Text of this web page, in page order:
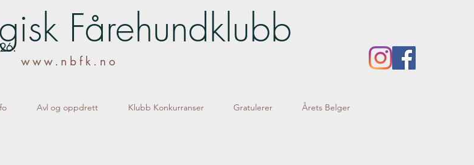
Fårehundklubb
www.nbfk.no
Avl og oppdrett Klubb Konkurranser Gratulerer Årets Belger